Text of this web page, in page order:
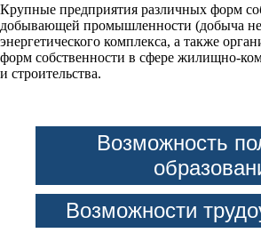
Крупные предприятия различных форм
добывающей промышленности (добыча
энергетического комплекса, а также
форм собственности в сфере жилищно-
и строительства.
Возможность
Возможности